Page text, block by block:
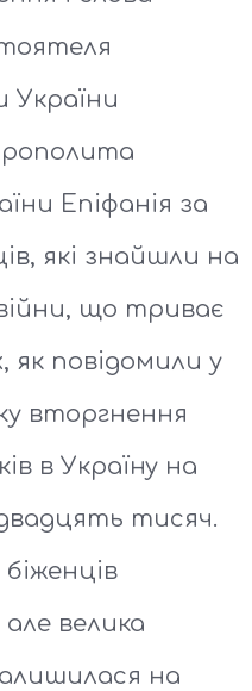
України
Епіфанія за
які знайшли на
що триває
як повідомили у
вторгнення
в Україну на
тисяч.
велика
на